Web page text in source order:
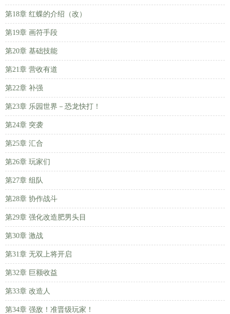
第18章 红蝶的介绍（改）
第19章 画符手段
第20章 基础技能
第21章 营收有道
第22章 补强
第23章 乐园世界－恐龙快打！
第24章 突袭
第25章 汇合
第26章 玩家们
第27章 组队
第28章 协作战斗
第29章 强化改造肥男头目
第30章 激战
第31章 无双上将开启
第32章 巨额收益
第33章 改造人
第34章 强敌！准晋级玩家！